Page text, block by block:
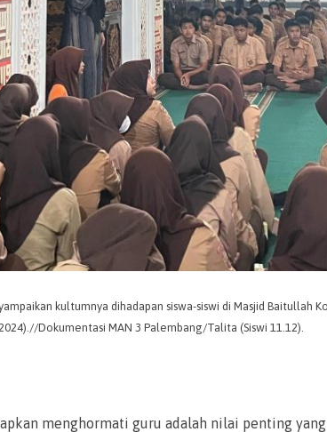
kultumnya dihadapan siswa-siswi di Masjid Baitullah
Dokumentasi MAN 3 Palembang/Talita (Siswi 11.12).
menghormati guru adalah nilai penting